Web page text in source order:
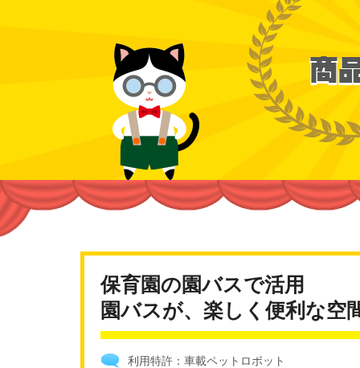
保育園の園バスで活用
園バスが、楽しく便利な空
利用特許：車載ペットロボット